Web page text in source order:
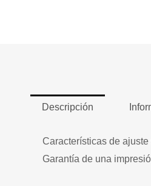
Descripción
Características de
Garantía de una